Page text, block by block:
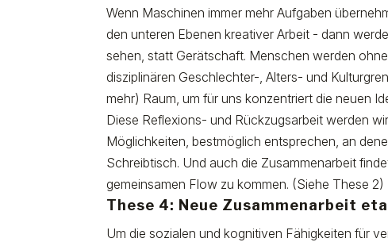
Wenn Maschinen immer mehr Aufgaben
den unteren Ebenen kreativer Arbeit - dann
sehen, statt Gerätschaft. Menschen werden
disziplinären Geschlechter-, Alters- und
mehr) Raum, um für uns konzentriert die neuen
Diese Reflexions- und Rückzugsarbeit werden
Möglichkeiten, bestmöglich entsprechen, an
Schreibtisch. Und auch die Zusammenarbeit
gemeinsamen Flow zu kommen. (Siehe These 2)
These 4: Neue Zusammenarbeit
Um die sozialen und kognitiven Fähigkeiten für